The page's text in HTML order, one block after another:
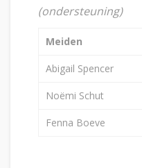
(ondersteuning)
Meiden
Abigail Spencer
Noëmi Schut
Fenna Boeve